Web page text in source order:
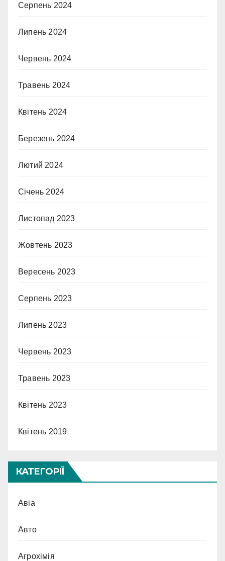
Серпень 2024
Липень 2024
Червень 2024
Травень 2024
Квітень 2024
Березень 2024
Лютий 2024
Січень 2024
Листопад 2023
Жовтень 2023
Вересень 2023
Серпень 2023
Липень 2023
Червень 2023
Травень 2023
Квітень 2023
Квітень 2019
КАТЕГОРІЇ
Авіа
Авто
Агрохімія